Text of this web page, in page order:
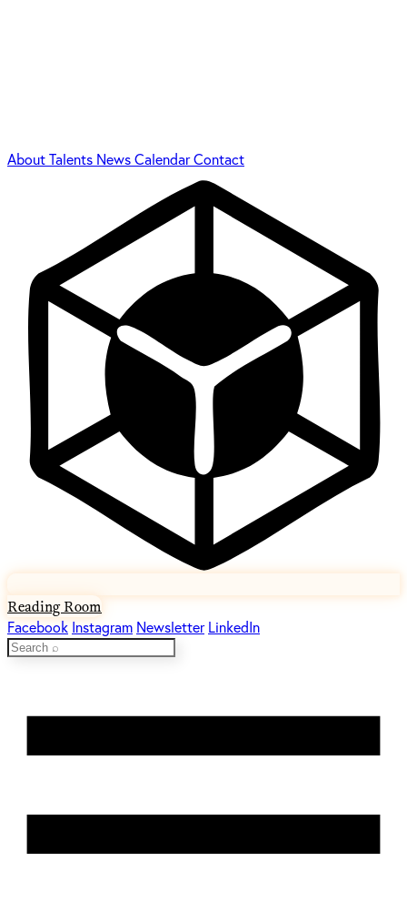
AboutTalents NewsCalendarContact
Reading Room
Facebook Instagram Newsletter LinkedIn